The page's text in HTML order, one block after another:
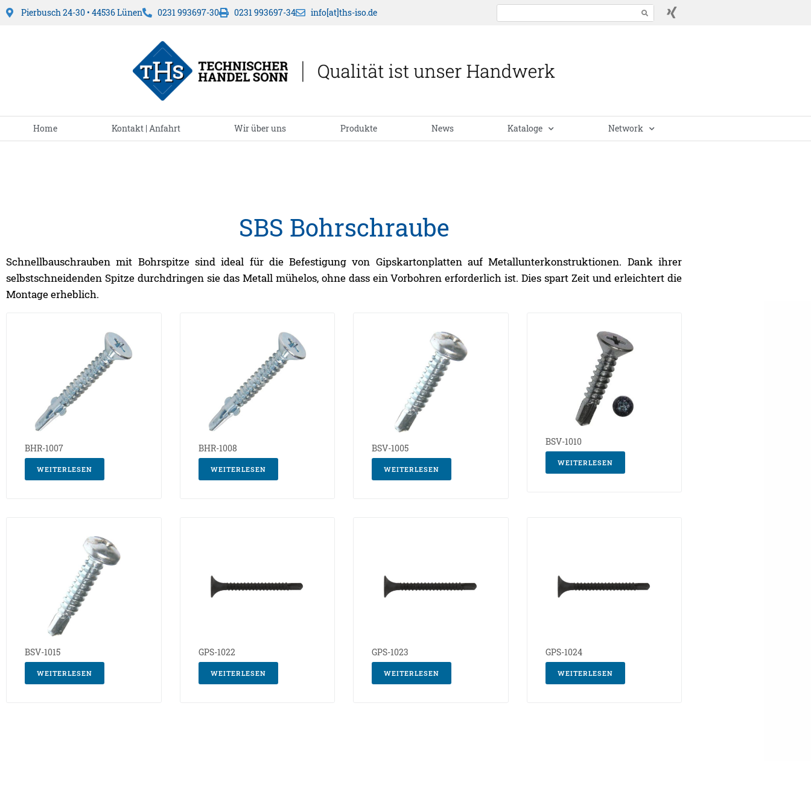
Pierbusch 24-30 • 44536 Lünen 0231 993697-30 0231 993697-34 info[at]ths-iso.de
Home Kontakt | Anfahrt Wir über uns Produkte News Kataloge Network
SBS Bohrschraube
Schnellbauschrauben mit Bohrspitze sind ideal für die Befestigung von Gipskartonplatten auf Metallunterkonstruktionen. Dank ihrer
selbstschneidenden Spitze durchdringen sie das Metall mühelos, ohne dass ein Vorbohren erforderlich ist. Dies spart Zeit und erleichtert die
Montage erheblich.
BHR-1007
WEITERLESEN
BHR-1008
WEITERLESEN
BSV-1005
WEITERLESEN
BSV-1010
WEITERLESEN
BSV-1015
WEITERLESEN
GPS-1022
WEITERLESEN
GPS-1023
WEITERLESEN
GPS-1024
WEITERLESEN